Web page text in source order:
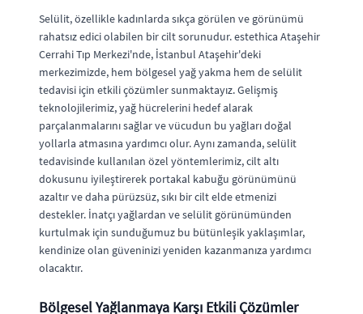
Selülit, özellikle kadınlarda sıkça görülen ve görünümü
rahatsız edici olabilen bir cilt sorunudur. estethica Ataşehir
Cerrahi Tıp Merkezi'nde, İstanbul Ataşehir'deki
merkezimizde, hem bölgesel yağ yakma hem de selülit
tedavisi için etkili çözümler sunmaktayız. Gelişmiş
teknolojilerimiz, yağ hücrelerini hedef alarak
parçalanmalarını sağlar ve vücudun bu yağları doğal
yollarla atmasına yardımcı olur. Aynı zamanda, selülit
tedavisinde kullanılan özel yöntemlerimiz, cilt altı
dokusunu iyileştirerek portakal kabuğu görünümünü
azaltır ve daha pürüzsüz, sıkı bir cilt elde etmenizi
destekler. İnatçı yağlardan ve selülit görünümünden
kurtulmak için sunduğumuz bu bütünleşik yaklaşımlar,
kendinize olan güveninizi yeniden kazanmanıza yardımcı
olacaktır.
Bölgesel Yağlanmaya Karşı Etkili Çözümler